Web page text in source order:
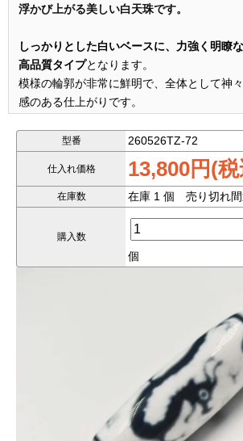
浮かび上がる美しい白天珠です。
しっかりとした白いベースに、力強く明瞭
高品質タイプとなります。
模様の輪郭が非常に鮮明で、全体として神
感のある仕上がりです。
天然ホワイトアゲート（白瑪瑙）ベース
白地に黒模様がはっきりと出た美しい発色
神聖さ・存在感を感じる仕上がり
■双龍戯珠天珠とは
を追いかけ、戯れる姿」を表す吉祥図案で
古くから東洋思想において龍は、
型番 260526TZ-72
仕入れ価格 13,800円(
在庫数 在庫 1 個 売り切れ間
購入数
個